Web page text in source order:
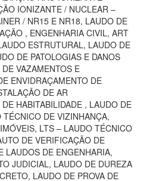
IONIZANTE / NUCLEAR –
/ NR15 E NR18, LAUDO DE
, ENGENHARIA CIVIL, ART
ESTRUTURAL, LAUDO DE
DE PATOLOGIAS E DANOS
VAZAMENTOS E
ENVIDRAÇAMENTO DE
DE AR
HABITABILIDADE , LAUDO DE
DE VIZINHANÇA,
LTS – LAUDO TÉCNICO
DE VERIFICAÇÃO DE
LAUDOS DE ENGENHARIA,
JUDICIAL, LAUDO DE DUREZA
LAUDO DE PROVA DE